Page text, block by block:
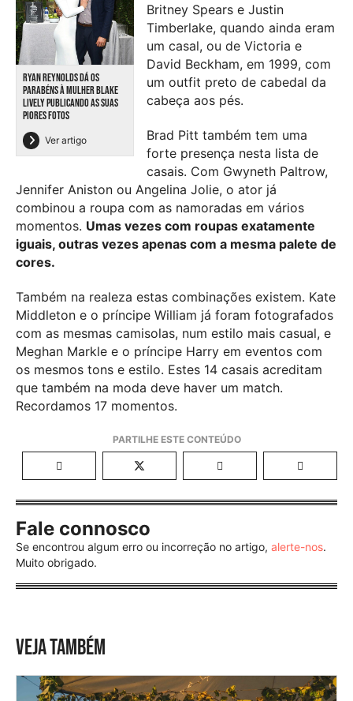
RYAN REYNOLDS DÁ OS
PARABÉNS À MULHER BLAKE
LIVELY PUBLICANDO AS SUAS
PIORES FOTOS
Ver artigo
Britney Spears e Justin
Timberlake, quando ainda eram
um casal, ou de Victoria e
David Beckham, em 1999, com
um outfit preto de cabedal da
cabeça aos pés.
Brad Pitt também tem uma
forte presença nesta lista de
casais. Com Gwyneth Paltrow,
Jennifer Aniston ou Angelina Jolie, o ator já
combinou a roupa com as namoradas em vários
momentos. Umas vezes com roupas exatamente
iguais, outras vezes apenas com a mesma palete de
cores.
Também na realeza estas combinações existem. Kate
Middleton e o príncipe William já foram fotografados
com as mesmas camisolas, num estilo mais casual, e
Meghan Markle e o príncipe Harry em eventos com
os mesmos tons e estilo. Estes 14 casais acreditam
que também na moda deve haver um match.
Recordamos 17 momentos.
Fale connosco
Se encontrou algum erro ou incorreção no artigo, alerte-nos.
Muito obrigado.
VEJA TAMBÉM